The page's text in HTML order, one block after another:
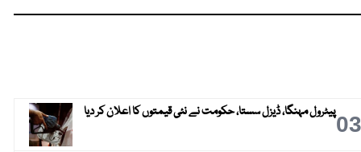
03پیٹرول مہنگا، ڈیزل سستا، حکومت نے نئی قیمتوں کا اعلان کر دیا